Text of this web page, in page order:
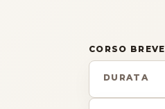
CORSO BREVE
DURATA